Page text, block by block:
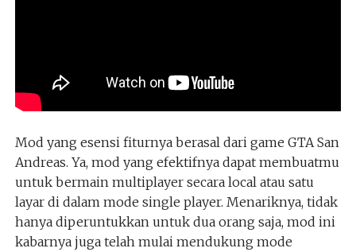
Mod yang esensi fiturnya berasal dari game GTA San
Andreas. Ya, mod yang efektifnya dapat membuatmu
untuk bermain multiplayer secara local atau satu
layar di dalam mode single player. Menariknya, tidak
hanya diperuntukkan untuk dua orang saja, mod ini
kabarnya juga telah mulai mendukung mode